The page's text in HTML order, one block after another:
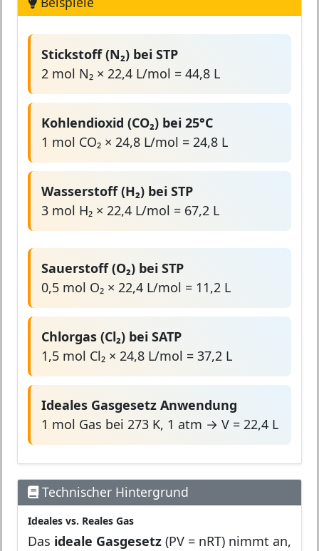
Stickstoff (N₂) bei STP
2 mol N₂ × 22,4 L/mol = 44,8 L
Kohlendioxid (CO₂) bei 25°C
1 mol CO₂ × 24,8 L/mol = 24,8 L
Wasserstoff (H₂) bei STP
3 mol H₂ × 22,4 L/mol = 67,2 L
Sauerstoff (O₂) bei STP
0,5 mol O₂ × 22,4 L/mol = 11,2 L
Chlorgas (Cl₂) bei SATP
1,5 mol Cl₂ × 24,8 L/mol = 37,2 L
Ideales Gasgesetz Anwendung
1 mol Gas bei 273 K, 1 atm → V = 22,4 L
Technischer Hintergrund
Ideales vs. Reales Gas
Das ideale Gasgesetz (PV = nRT) nimmt an,